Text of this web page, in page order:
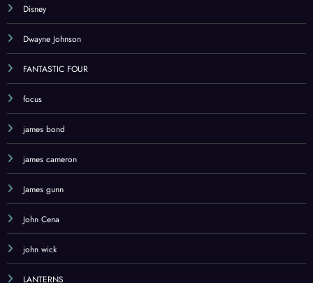
Disney
Dwayne Johnson
FANTASTIC FOUR
focus
james bond
james cameron
James gunn
John Cena
john wick